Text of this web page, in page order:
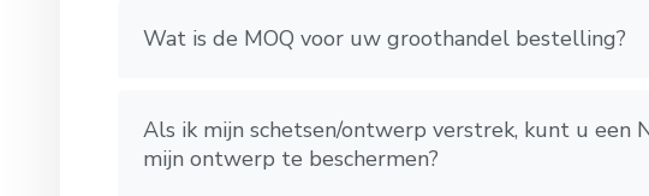
Wat is de MOQ voor uw groothandel bestelling?
Als ik mijn schetsen/ontwerp verstrek, kunt u een
mijn ontwerp te beschermen?